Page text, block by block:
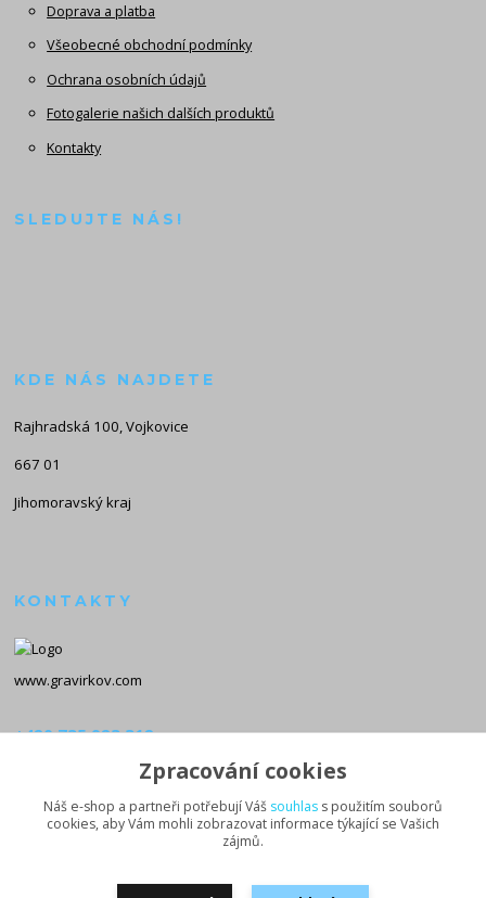
Doprava a platba
Všeobecné obchodní podmínky
Ochrana osobních údajů
Fotogalerie našich dalších produktů
Kontakty
SLEDUJTE NÁS!
KDE NÁS NAJDETE
Rajhradská 100, Vojkovice
667 01
Jihomoravský kraj
KONTAKTY
www.gravirkov.com
+420 735 923 312
info@gravirkov.com
Zpracování cookies
Náš e-shop a partneři potřebují Váš souhlas s použitím souborů
cookies, aby Vám mohli zobrazovat informace týkající se Vašich
zájmů.